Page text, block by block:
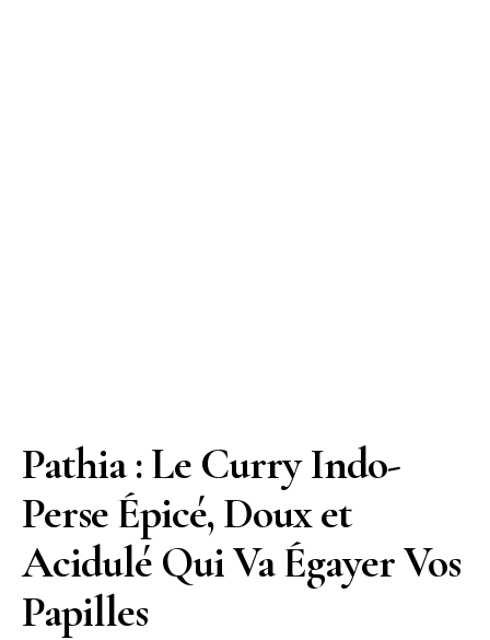
Pathia : Le Curry Indo-
Perse Épicé, Doux et
Acidulé Qui Va Égayer Vos
Papilles